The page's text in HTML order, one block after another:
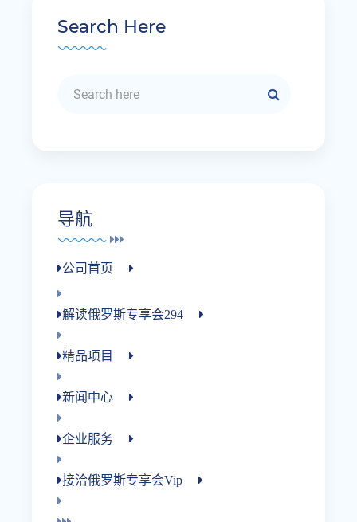
Search Here
导航
公司首页
解读俄罗斯专享会294
精品项目
新闻中心
企业服务
接洽俄罗斯专享会vip